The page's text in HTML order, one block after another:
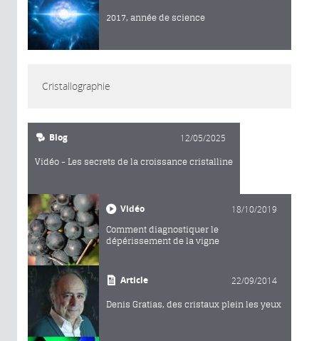
2017, année de science
Cristallographie
Blog 12/05/2025
Vidéo - Les secrets de la croissance cristalline
Vidéo 18/10/2019
Comment diagnostiquer le
dépérissement de la vigne
Article 22/09/2014
Denis Gratias, des cristaux plein les yeux